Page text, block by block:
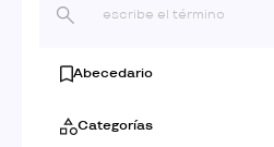
Abecedario
Categorías